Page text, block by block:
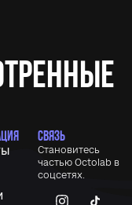
СВЯЗЬ
Становитесь
частью Octolab в
соцсетях.